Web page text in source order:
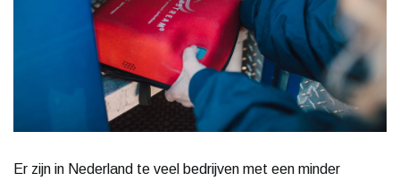
Er zijn in Nederland te veel bedrijven met een minder